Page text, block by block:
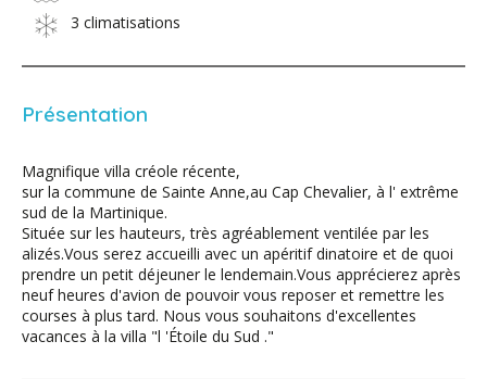
3 climatisations
Présentation
Magnifique villa créole récente,
sur la commune de Sainte Anne,au Cap Chevalier, à l' extrême
sud de la Martinique.
Située sur les hauteurs, très agréablement ventilée par les
alizés.Vous serez accueilli avec un apéritif dinatoire et de quoi
prendre un petit déjeuner le lendemain.Vous apprécierez après
neuf heures d'avion de pouvoir vous reposer et remettre les
courses à plus tard. Nous vous souhaitons d'excellentes
vacances à la villa "l 'Étoile du Sud ."